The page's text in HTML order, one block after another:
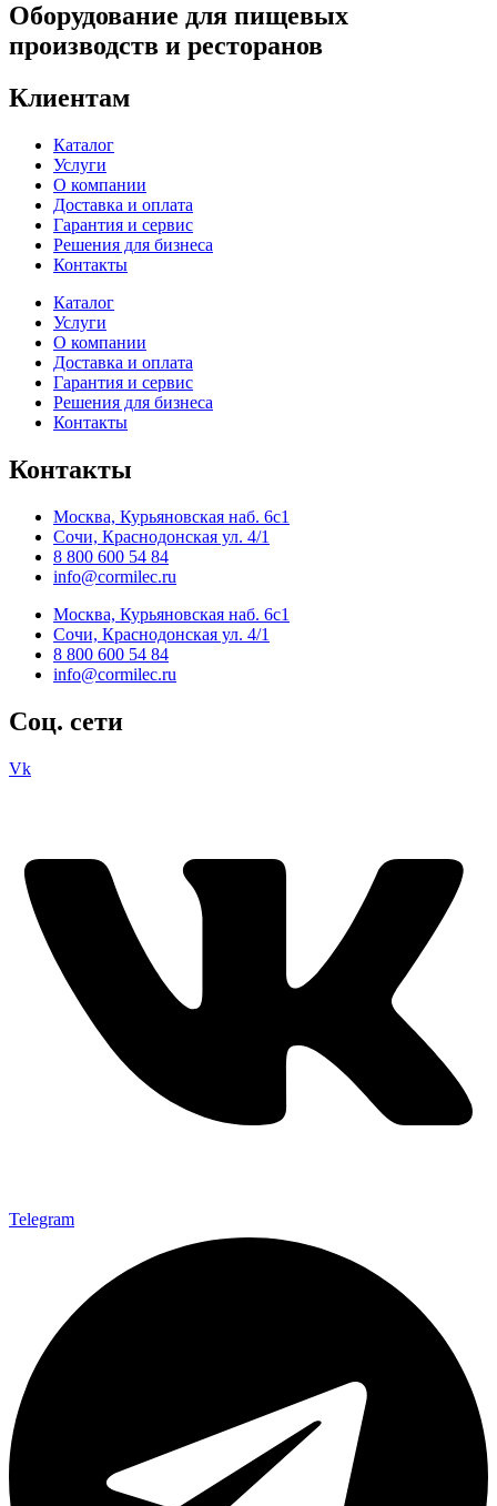
Оборудование для пищевых
производств и ресторанов
Клиентам
Каталог
Услуги
О компании
Доставка и оплата
Гарантия и сервис
Решения для бизнеса
Контакты
Каталог
Услуги
О компании
Доставка и оплата
Гарантия и сервис
Решения для бизнеса
Контакты
Контакты
Москва, Курьяновская наб. 6с1
Сочи, Краснодонская ул. 4/1
8 800 600 54 84
info@cormilec.ru
Москва, Курьяновская наб. 6с1
Сочи, Краснодонская ул. 4/1
8 800 600 54 84
info@cormilec.ru
Соц. сети
Vk
Telegram